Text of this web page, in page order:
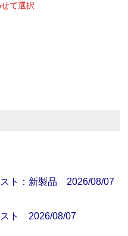
て選択
ト：新製品 2026/08/07
スト 2026/08/07